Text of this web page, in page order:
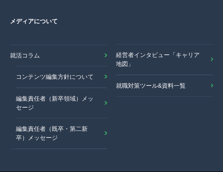
メディアについて
就活コラム
コンテンツ編集方針について
編集責任者（新卒領域）メッ
セージ
編集責任者（既卒・第二新
卒）メッセージ
経営者インタビュー「キャリア
地図」
就職対策ツール&資料一覧